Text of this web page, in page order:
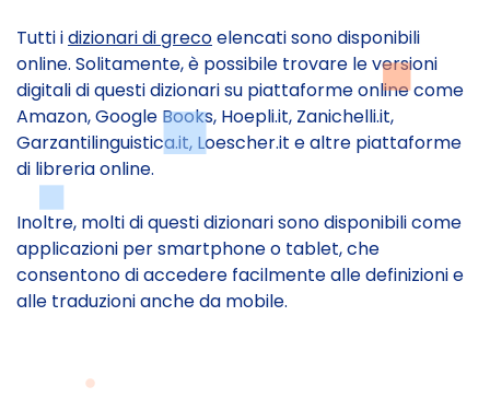
Tutti idizionari di grecoelencati sono disponibili
online. Solitamente, è possibile trovare le versioni
digitali di questi dizionari su piattaforme online come
Amazon, Google Books, Hoepli.it, Zanichelli.it,
Garzantilinguistica.it, Loescher.it e altre piattaforme
di libreria online.
Inoltre, molti di questi dizionari sono disponibili come
applicazioni per smartphone o tablet, che
consentono di accedere facilmente alle definizioni e
alle traduzioni anche da mobile.